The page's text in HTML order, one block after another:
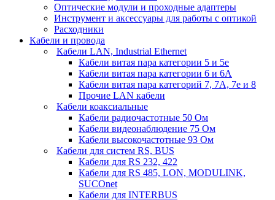
Оптические модули и проходные адаптеры
Инструмент и аксессуары для работы с оптикой
Расходники
Кабели и провода
Кабели LAN, Industrial Ethernet
Кабели витая пара категории 5 и 5е
Кабели витая пара категории 6 и 6A
Кабели витая пара категорий 7, 7А, 7е и 8
Прочие LAN кабели
Кабели коаксиальные
Кабели радиочастотные 50 Ом
Кабели видеонаблюдение 75 Ом
Кабели высокочастотные 93 Ом
Кабели для систем RS, BUS
Кабели для RS 232, 422
Кабели для RS 485, LON, MODULINK,
SUCOnet
Кабели для INTERBUS